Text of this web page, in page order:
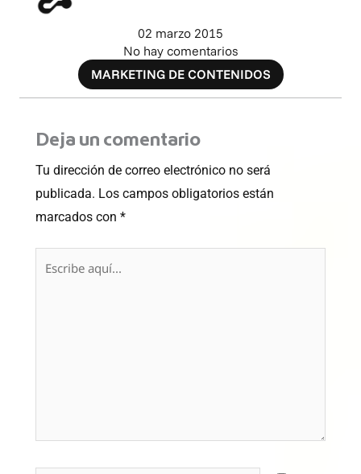
02 marzo 2015
No hay comentarios
MARKETING DE CONTENIDOS
Deja un comentario
Tu dirección de correo electrónico no será
publicada. Los campos obligatorios están
marcados con *